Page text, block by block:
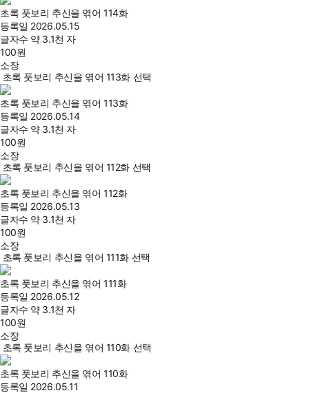
초록 풋보리 추신을 엮어 114화
등록일 2026.05.15
글자수 약 3.1천 자
100원
소장
초록 풋보리 추신을 엮어 113화 선택
초록 풋보리 추신을 엮어 113화
등록일 2026.05.14
글자수 약 3.1천 자
100원
소장
초록 풋보리 추신을 엮어 112화 선택
초록 풋보리 추신을 엮어 112화
등록일 2026.05.13
글자수 약 3.1천 자
100원
소장
초록 풋보리 추신을 엮어 111화 선택
초록 풋보리 추신을 엮어 111화
등록일 2026.05.12
글자수 약 3.1천 자
100원
소장
초록 풋보리 추신을 엮어 110화 선택
초록 풋보리 추신을 엮어 110화
등록일 2026.05.11